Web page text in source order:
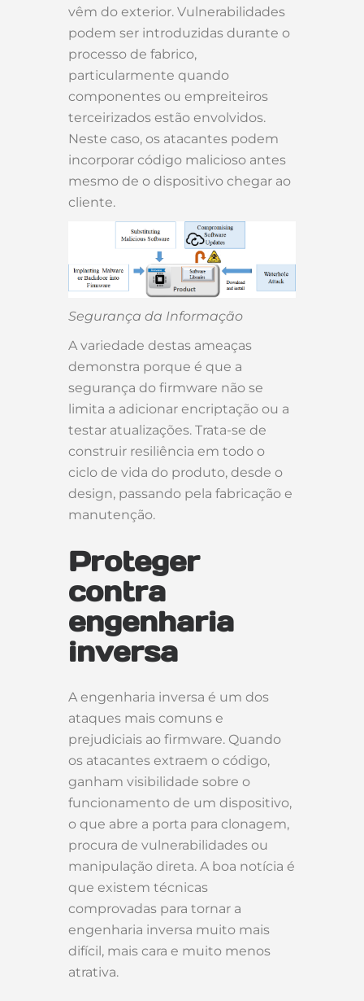
vêm do exterior. Vulnerabilidades
podem ser introduzidas durante o
processo de fabrico,
particularmente quando
componentes ou empreiteiros
terceirizados estão envolvidos.
Neste caso, os atacantes podem
incorporar código malicioso antes
mesmo de o dispositivo chegar ao
cliente.
Segurança da Informação
A variedade destas ameaças
demonstra porque é que a
segurança do firmware não se
limita a adicionar encriptação ou a
testar atualizações. Trata-se de
construir resiliência em todo o
ciclo de vida do produto, desde o
design, passando pela fabricação e
manutenção.
Proteger
contra
engenharia
inversa
A engenharia inversa é um dos
ataques mais comuns e
prejudiciais ao firmware. Quando
os atacantes extraem o código,
ganham visibilidade sobre o
funcionamento de um dispositivo,
o que abre a porta para clonagem,
procura de vulnerabilidades ou
manipulação direta. A boa notícia é
que existem técnicas
comprovadas para tornar a
engenharia inversa muito mais
difícil, mais cara e muito menos
atrativa.